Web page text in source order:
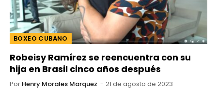
BOXEO CUBANO
Robeisy Ramírez se reencuentra con su
hija en Brasil cinco años después
Por Henry Morales Marquez 21 de agosto de 2023